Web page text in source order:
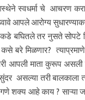
स्वधर्मा चे आचरण
आपले आरोग्य
बघितले तर नुसते सोपटे
बरे मिळणार?
आपली माता कुरूप असली
असल्या तरी बालकाला
शक्य आहे काय ? साऱ्या